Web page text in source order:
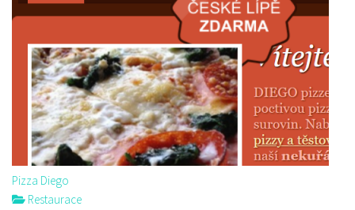
Pizza Diego
Restaurace